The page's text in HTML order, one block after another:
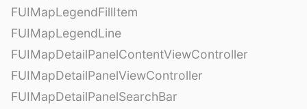
FUIMapLegendFillItem
FUIMapLegendLine
FUIMapDetailPanelContentViewController
FUIMapDetailPanelViewController
FUIMapDetailPanelSearchBar